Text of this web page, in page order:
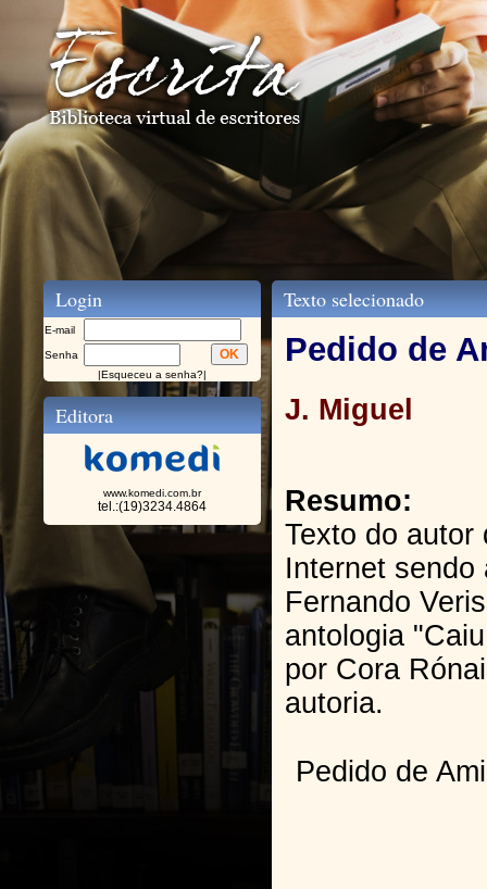
Login
E-mail
Senha
|Esqueceu a senha?|
Editora
www.komedi.com.br
tel.:(19)3234.4864
Texto selecionado
Pedido de
J. Miguel
Resumo:
Texto do autor
Internet sendo
Fernando
antologia
por Cora
autoria.
Pedido de